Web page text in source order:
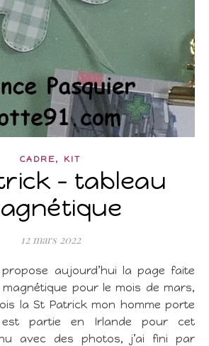
CADRE, KIT
– tableau
12 mars 2022
pour le mois de mars,
la St Patrick mon homme porte
partie en Irlande pour cet
avec des photos, j’ai fini par